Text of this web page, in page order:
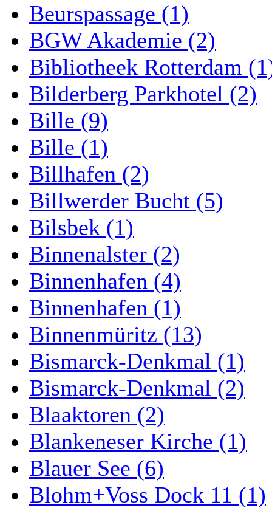
Beurspassage (1)
BGW Akademie (2)
Bibliotheek Rotterdam
Bilderberg Parkhotel (2)
Bille (9)
Bille (1)
Billhafen (2)
Billwerder Bucht (5)
Bilsbek (1)
Binnenalster (2)
Binnenhafen (4)
Binnenhafen (1)
Binnenmüritz (13)
Bismarck-Denkmal (1)
Bismarck-Denkmal (2)
Blaaktoren (2)
Blankeneser Kirche (1)
Blauer See (6)
Blohm+Voss Dock 11 (1)